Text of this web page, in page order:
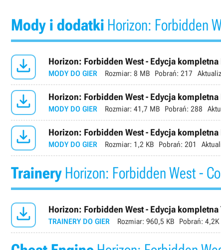
Mody i dodatki Horizon: Forbidden
 Horizon: Forbidden West - Edycja
MODY DO GIER Rozmiar: 8 MB Pobrań: 217
 Horizon: Forbidden West - Edycja
MODY DO GIER Rozmiar: 41,7 MB Pobrań: 288
 Horizon: Forbidden West - Edycja
MODY DO GIER Rozmiar: 1,2 KB Pobrań: 201
Trainery Horizon: Forbidden West -
 Horizon: Forbidden West - Edycja kompletna
TRAINERY DO GIER Rozmiar: 960,5 KB Pobrań: 4,2K